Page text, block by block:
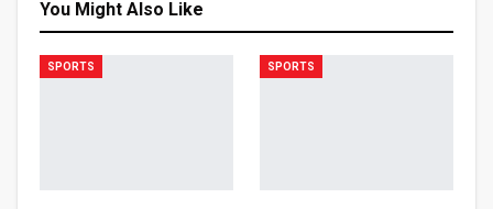
You Might Also Like
SPORTS SPORTS